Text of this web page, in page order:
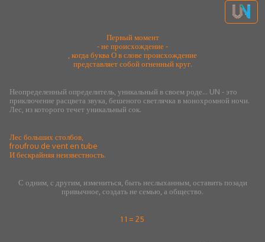
Первый момент
- не происхождение -
, когда буква О в слове происхождение
представляет собой огненный круг.
Неопределенный определитель, уникальный в своем роде... UN - это
приключение расцвета звука, бешеного светлячка в монохромной ночи.
Лес, из которого течет уникальный сок.
Лес больших столбов,
froufrou de vent en tube
И бескрайняя неизвестность.
С одним, с другим, измениться, быть неслыханным, оставить позади
привычное, создать не семью, а общество.
1 1 = 25